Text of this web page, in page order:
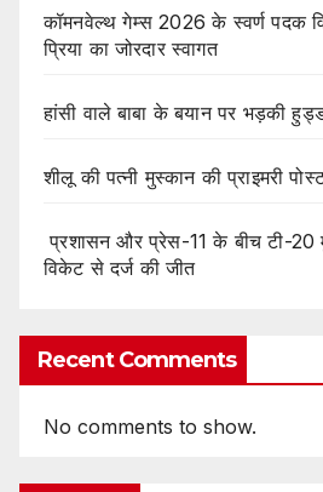
कॉमनवेल्थ गेम्स 2026 के स्वर्ण पदक
प्रिया का जोरदार स्वागत
हांसी वाले बाबा के बयान पर भड़की
शीलू की पत्नी मुस्कान की प्राइमरी
प्रशासन और प्रेस-11 के बीच टी-20
विकेट से दर्ज की जीत
Recent Comments
No comments to show.